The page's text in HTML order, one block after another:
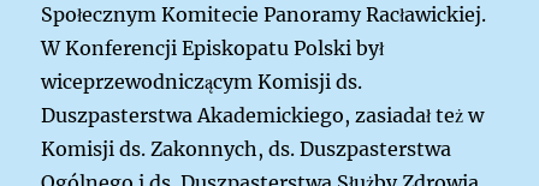
Społecznym Komitecie Panoramy Racławickiej.
W Konferencji Episkopatu Polski był
wiceprzewodniczącym Komisji ds.
Duszpasterstwa Akademickiego, zasiadał też w
Komisji ds. Zakonnych, ds. Duszpasterstwa